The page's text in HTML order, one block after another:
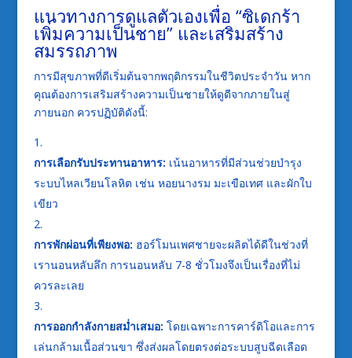
แนวทางการดูแลตัวเองเพื่อ “ซิเดกร้า
เพิ่มความเป็นชาย” และเสริมสร้าง
สมรรถภาพ
การมีสุขภาพที่ดีเริ่มต้นจากพฤติกรรมในชีวิตประจำวัน หาก
คุณต้องการเสริมสร้างความเป็นชายให้ดูดีจากภายในสู่
ภายนอก ควรปฏิบัติดังนี้:
การเลือกรับประทานอาหาร: เน้นอาหารที่มีส่วนช่วยบำรุง
ระบบไหลเวียนโลหิต เช่น หอยนางรม มะเขือเทศ และผักใบ
เขียว
การพักผ่อนที่เพียงพอ: ฮอร์โมนเพศชายจะผลิตได้ดีในช่วงที่
เรานอนหลับลึก การนอนหลับ 7-8 ชั่วโมงจึงเป็นเรื่องที่ไม่
ควรละเลย
การออกกำลังกายสม่ำเสมอ: โดยเฉพาะการคาร์ดิโอและการ
เล่นกล้ามเนื้อส่วนขา ซึ่งส่งผลโดยตรงต่อระบบสูบฉีดเลือด